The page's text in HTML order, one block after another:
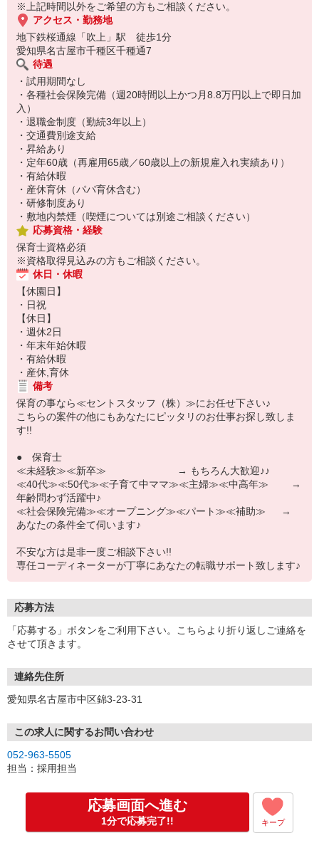
※上記時間以外をご希望の方もご相談ください。
アクセス・勤務地
地下鉄桜通線「吹上」駅 徒歩1分
愛知県名古屋市千種区千種通7
待遇
・試用期間なし
・各種社会保険完備（週20時間以上かつ月8.8万円以上で即日加
入）
・退職金制度（勤続3年以上）
・交通費別途支給
・昇給あり
・定年60歳（再雇用65歳／60歳以上の新規雇入れ実績あり）
・有給休暇
・産休育休（パパ育休含む）
・研修制度あり
・敷地内禁煙（喫煙については別途ご相談ください）
応募資格・経験
保育士資格必須
※資格取得見込みの方もご相談ください。
休日・休暇
【休園日】
・日祝
【休日】
・週休2日
・年末年始休暇
・有給休暇
・産休,育休
備考
保育の事なら≪セントスタッフ（株）≫にお任せ下さい♪
こちらの案件の他にもあなたにピッタリのお仕事お探し致しま
す!!
● 保育士
≪未経験≫≪新卒≫ → もちろん大歓迎♪♪
≪40代≫≪50代≫≪子育て中ママ≫≪主婦≫≪中高年≫ →
年齢問わず活躍中♪
≪社会保険完備≫≪オープニング≫≪パート≫≪補助≫ →
あなたの条件全て伺います♪
不安な方は是非一度ご相談下さい!!
専任コーディネーターが丁寧にあなたの転職サポート致します♪
応募方法
「応募する」ボタンをご利用下さい。こちらより折り返しご連絡を
させて頂きます。
連絡先住所
愛知県名古屋市中区錦3-23-31
この求人に関するお問い合わせ
052-963-5505
担当：採用担当
応募画面へ進む
1分で応募完了!! キープ